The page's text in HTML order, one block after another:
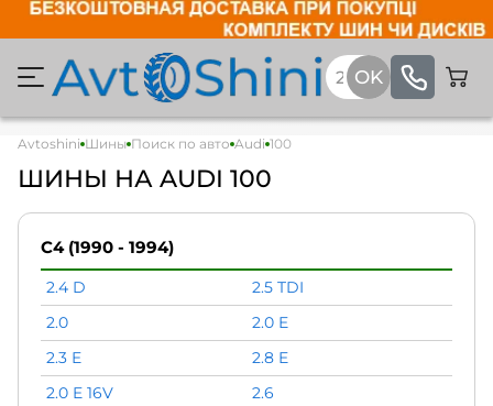
Avtoshini Шины Поиск по авто Audi 100
ШИНЫ НА AUDI 100
C4 (1990 - 1994)
2.4 D
2.5 TDI
2.0
2.0 E
2.3 E
2.8 E
2.0 E 16V
2.6